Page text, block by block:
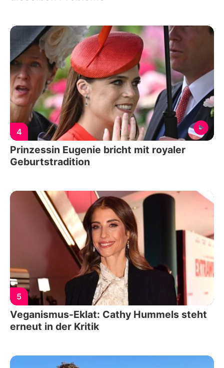
4
Prinzessin Eugenie bricht mit royaler
Geburtstradition
5
Veganismus-Eklat: Cathy Hummels steht
erneut in der Kritik